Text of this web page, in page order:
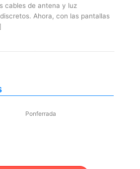
cables de antena y luz
Ahora, con las pantallas
Ponferrada